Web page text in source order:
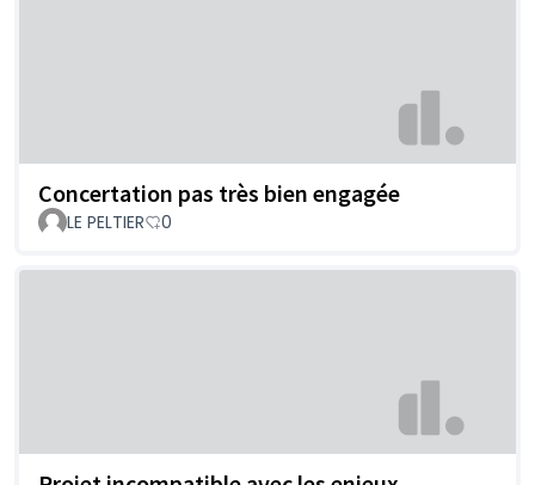
Concertation pas très bien engagée
LE PELTIER 0